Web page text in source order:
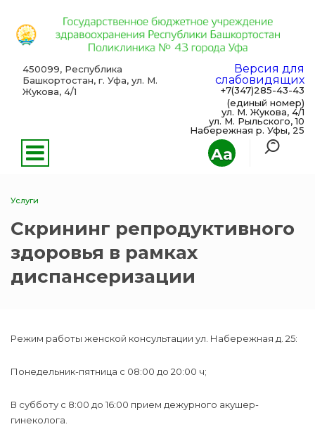
Aa
450099, Республика
Башкортостан, г. Уфа, ул. М.
Жукова, 4/1
Версия для
слабовидящих
+7(347)285-43-43
(единый номер)
ул. М. Жукова, 4/1
ул. М. Рыльского, 10
Набережная р. Уфы, 25
Услуги
Скрининг репродуктивного
здоровья в рамках
диспансеризации
Режим работы женской консультации ул. Набережная д. 25:
Понедельник-пятница с 08:00 до 20:00 ч;
В субботу с 8:00 до 16:00 прием дежурного акушер-
гинеколога.